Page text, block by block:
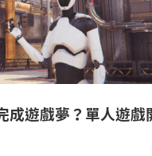
成遊戲夢？單人遊戲